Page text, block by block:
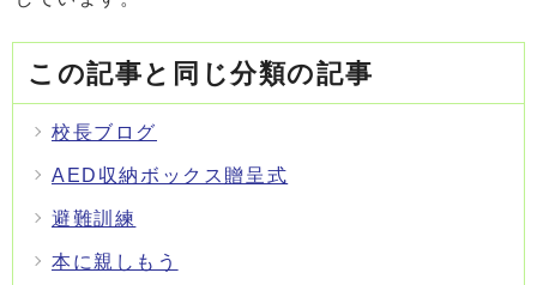
この記事と同じ分類の記事
校長ブログ
AED収納ボックス贈呈式
避難訓練
本に親しもう